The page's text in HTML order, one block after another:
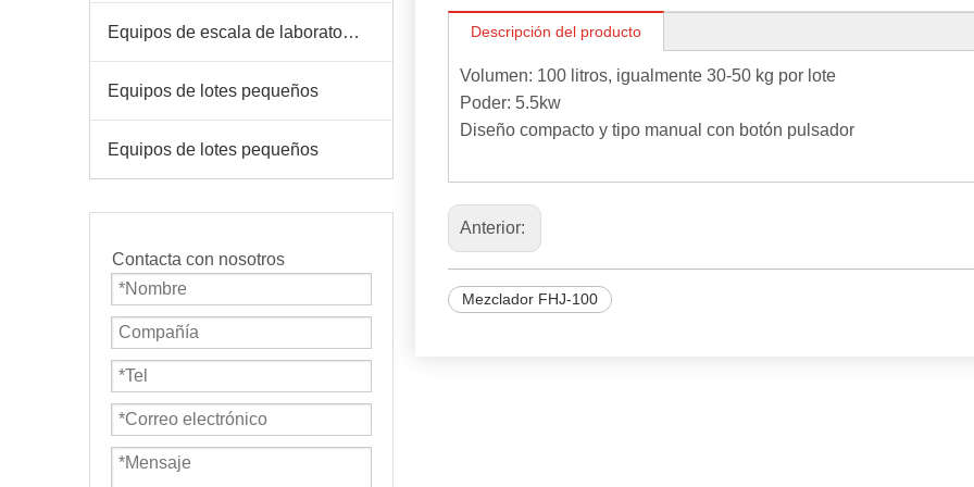
Equipos de escala de laboratorio
Equipos de lotes pequeños
Equipos de lotes pequeños
Contacta con nosotros
Descripción del producto
Volumen: 100 litros, igualmente 30-50 kg por lote
Poder: 5.5kw
Diseño compacto y tipo manual con botón pulsador
Anterior:
Mezclador FHJ-100